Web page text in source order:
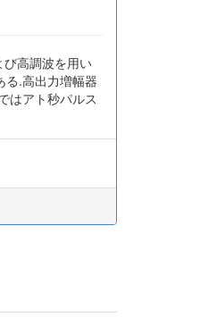
高調波を用い
る.高出力増幅器
はアト秒パルス